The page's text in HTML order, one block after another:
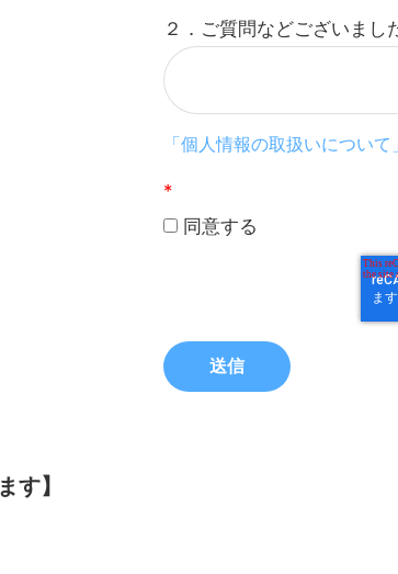
２．ご質問などございまし
「個人情報の取扱いについて
*
同意する
す】